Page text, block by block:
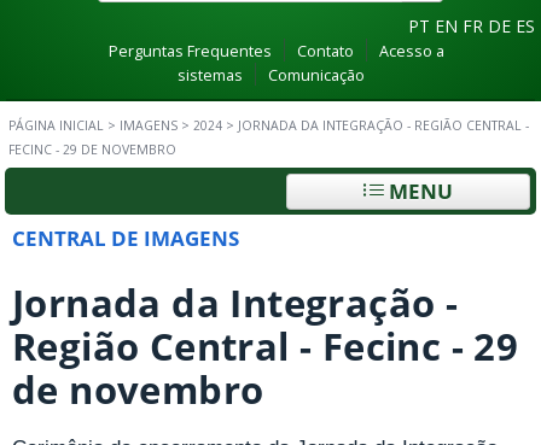
PT EN FR DE ES
Perguntas Frequentes Contato
Acesso a
sistemas
Comunicação
PÁGINA INICIAL > IMAGENS > 2024 > JORNADA DA INTEGRAÇÃO - REGIÃO CENTRAL -
FECINC - 29 DE NOVEMBRO
MENU
CENTRAL DE IMAGENS
Jornada da Integração -
Região Central - Fecinc - 29
de novembro